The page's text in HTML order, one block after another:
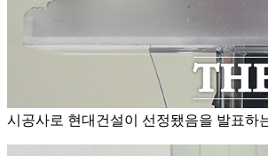
시공사로 현대건설이 선정됐음을 발표하